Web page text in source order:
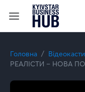
Головна Відеокасти
РЕАЛІСТИ – НОВА
РЕАЛІСТИ – Євген